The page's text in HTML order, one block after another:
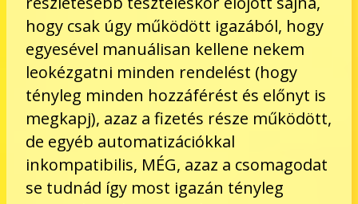
hogy csak úgy működött igazából, hogy
egyesével manuálisan kellene nekem
leokézgatni minden rendelést (hogy
tényleg minden hozzáférést és előnyt is
megkapj), azaz a fizetés része működött,
de egyéb automatizációkkal
inkompatibilis, MÉG, azaz a csomagodat
se tudnád így most igazán tényleg